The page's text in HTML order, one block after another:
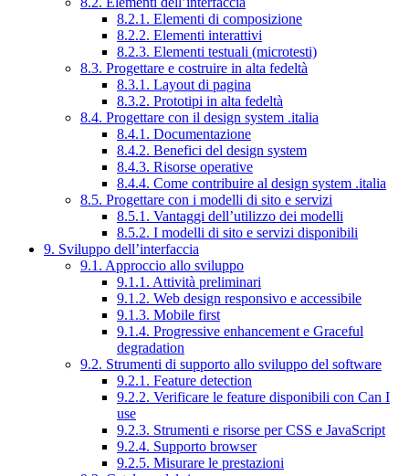
8.2.1. Elementi di composizione
8.2.2. Elementi interattivi
8.2.3. Elementi testuali (microtesti)
8.3. Progettare e costruire in alta fedeltà
8.3.1. Layout di pagina
8.3.2. Prototipi in alta fedeltà
8.4. Progettare con il design system .italia
8.4.1. Documentazione
8.4.2. Benefici del design system
8.4.3. Risorse operative
8.4.4. Come contribuire al design system .italia
8.5. Progettare con i modelli di sito e servizi
8.5.1. Vantaggi dell’utilizzo dei modelli
8.5.2. I modelli di sito e servizi disponibili
9. Sviluppo dell’interfaccia
9.1. Approccio allo sviluppo
9.1.1. Attività preliminari
9.1.2. Web design responsivo e accessibile
9.1.3. Mobile first
9.1.4. Progressive enhancement e Graceful
degradation
9.2. Strumenti di supporto allo sviluppo del software
9.2.1. Feature detection
9.2.2. Verificare le feature disponibili con Can I
use
9.2.3. Strumenti e risorse per CSS e JavaScript
9.2.4. Supporto browser
9.2.5. Misurare le prestazioni